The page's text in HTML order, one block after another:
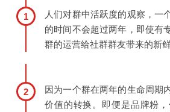
1
人们对群中活跃度的观察，一
的时间不会超过两年，即使有
群的运营给社群群友带来的新
2
因为一个群在两年的生命周期
价值的转换。即便是品牌粉